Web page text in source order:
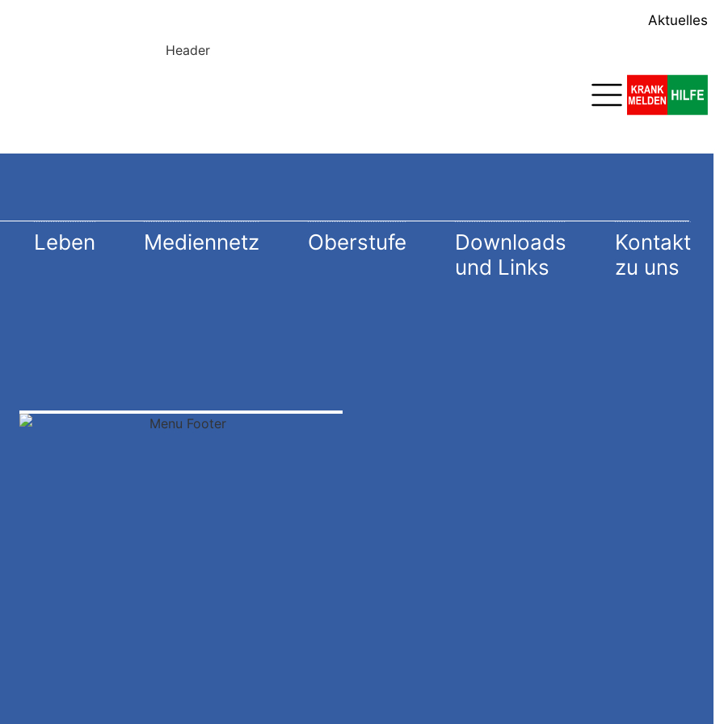
Aktuelles
Leben Mediennetz Oberstufe
Downloads
und Links
Kontakt
zu uns